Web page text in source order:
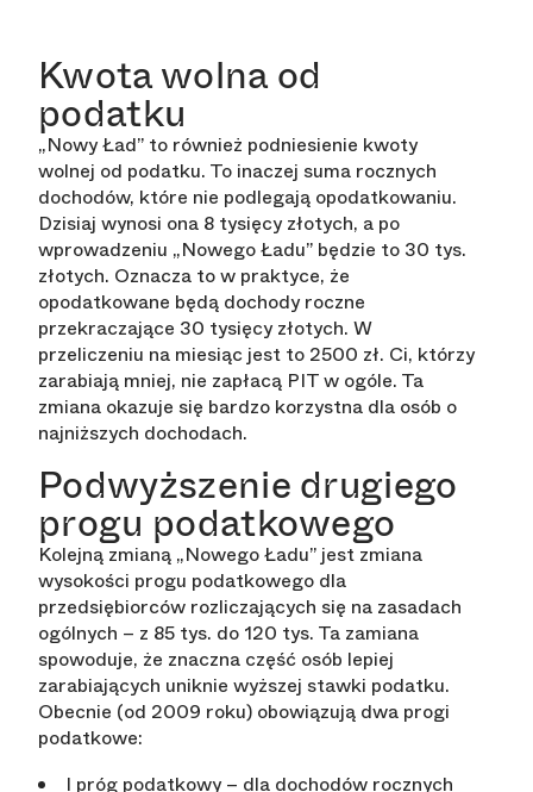
Kwota wolna od
podatku
„Nowy Ład” to również podniesienie kwoty
wolnej od podatku. To inaczej suma rocznych
dochodów, które nie podlegają opodatkowaniu.
Dzisiaj wynosi ona 8 tysięcy złotych, a po
wprowadzeniu „Nowego Ładu” będzie to 30 tys.
złotych. Oznacza to w praktyce, że
opodatkowane będą dochody roczne
przekraczające 30 tysięcy złotych. W
przeliczeniu na miesiąc jest to 2500 zł. Ci, którzy
zarabiają mniej, nie zapłacą PIT w ogóle. Ta
zmiana okazuje się bardzo korzystna dla osób o
najniższych dochodach.
Podwyższenie drugiego
progu podatkowego
Kolejną zmianą „Nowego Ładu” jest zmiana
wysokości progu podatkowego dla
przedsiębiorców rozliczających się na zasadach
ogólnych – z 85 tys. do 120 tys. Ta zamiana
spowoduje, że znaczna część osób lepiej
zarabiających uniknie wyższej stawki podatku.
Obecnie (od 2009 roku) obowiązują dwa progi
podatkowe:
I próg podatkowy – dla dochodów rocznych